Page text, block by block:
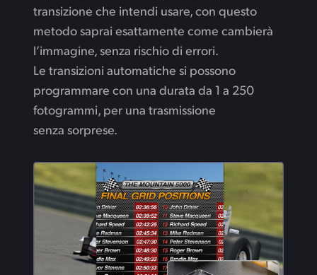
transizione che intendi usare, con questo
metodo saprai esattamente come cambierà
l’immagine, senza rischio di errori.
Le transizioni automatiche si possono
programmare con una durata da 1 a 250
fotogrammi, per una trasmissione
senza sorprese.